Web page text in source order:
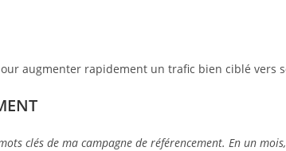
augmenter rapidement un trafic bien ciblé vers
clés de ma campagne de référencement. En un